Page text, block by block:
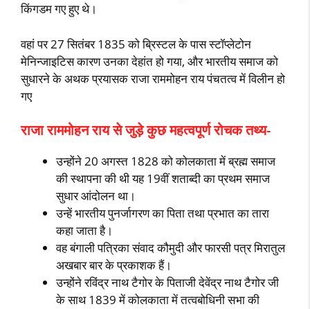
किंगडम गए हुए थे।
वहां पर 27 सितंबर 1835 को ब्रिस्टल के पास स्टॉप्लेटोन
मेनिन्जाइटिस कारण उनका देहांत हो गया, और भारतीय समाज को
सुधारने के अथक प्रयासक राजा राममोहन राय पंचतत्व में विलीन हो
गए
राजा राममोहन राय से जुड़े कुछ महत्वपूर्ण रोचक तथ्य-
उन्होंने 20 अगस्त 1828 को कोलकाता में ब्रह्म समाज
की स्थापना की थी यह 19वीं शताब्दी का प्रथम समाज
सुधार आंदोलन था।
उन्हें भारतीय पुनर्जागरण का पिता तथा प्रभात का तारा
कहा जाता है।
वह बंगाली पत्रिका संवाद कौमुदी और फारसी पत्र मिरातुल
अखबार बार के प्रकाशक हैं।
उन्होंने रविंद्र नाथ टैगोर के पिताजी देवेंद्र नाथ टैगोर जी
के साथ 1839 में कोलकाता में तत्वबोधिनी सभा की